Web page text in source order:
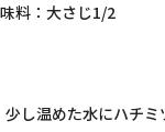
料：大さじ1/2
し温めた水にハチ